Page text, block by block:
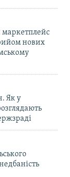
маркетплейс
нових
Як у